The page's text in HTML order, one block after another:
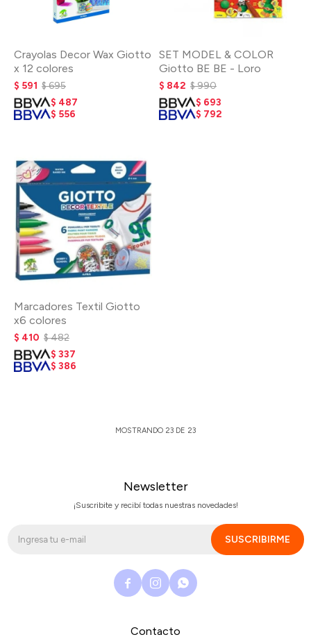
Crayolas Decor Wax Giotto
x 12 colores
$ 591 $695
$ 487
$ 556
SET MODEL & COLOR
Giotto BE BE - Loro
$ 842 $990
$ 693
$ 792
Marcadores Textil Giotto
x6 colores
$ 410 $482
$ 337
$ 386
MOSTRANDO 23 DE 23
Contacto
Newsletter
¡Suscribite y recibí todas nuestras novedades!
SUSCRIBIRME
  